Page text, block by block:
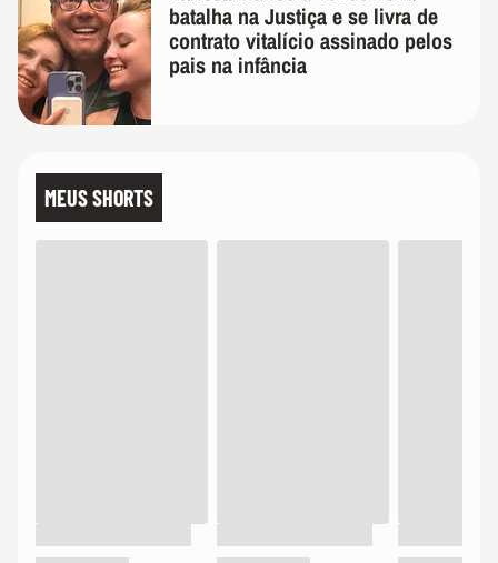
batalha na Justiça e se livra de
contrato vitalício assinado pelos
pais na infância
MEUS SHORTS